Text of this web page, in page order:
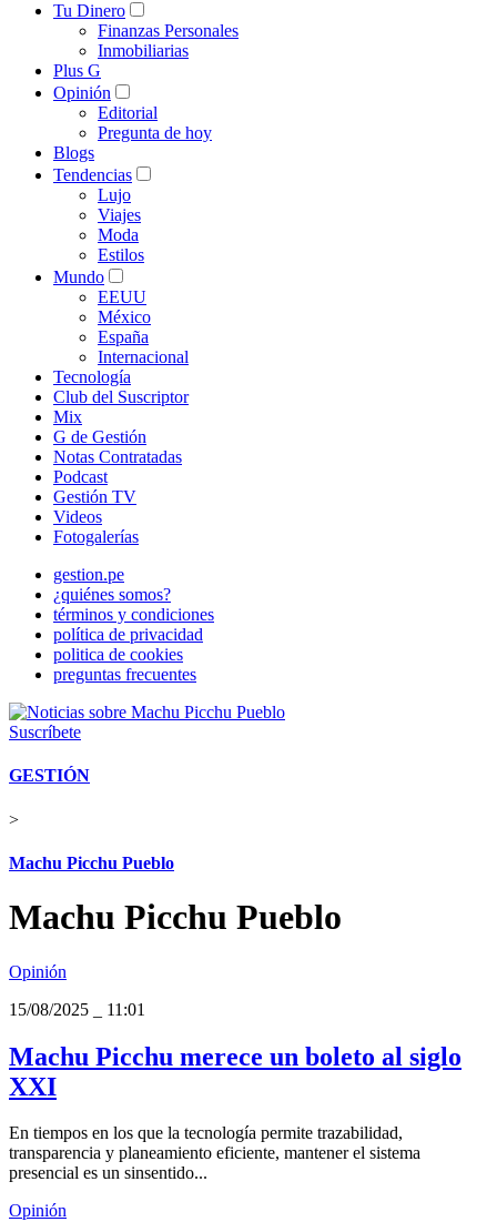
Tu Dinero
Finanzas Personales
Inmobiliarias
Plus G
Opinión
Editorial
Pregunta de hoy
Blogs
Tendencias
Lujo
Viajes
Moda
Estilos
Mundo
EEUU
México
España
Internacional
Tecnología
Club del Suscriptor
Mix
G de Gestión
Notas Contratadas
Podcast
Gestión TV
Videos
Fotogalerías
gestion.pe
¿quiénes somos?
términos y condiciones
política de privacidad
politica de cookies
preguntas frecuentes
Suscríbete
GESTIÓN
>
Machu Picchu Pueblo
Machu Picchu Pueblo
Opinión
15/08/2025
11:01
Machu Picchu merece un boleto al siglo
XXI
En tiempos en los que la tecnología permite trazabilidad,
transparencia y planeamiento eficiente, mantener el sistema
presencial es un sinsentido...
Opinión